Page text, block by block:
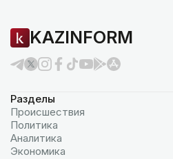
KAZINFORM
Разделы
Происшествия
Политика
Аналитика
Экономика